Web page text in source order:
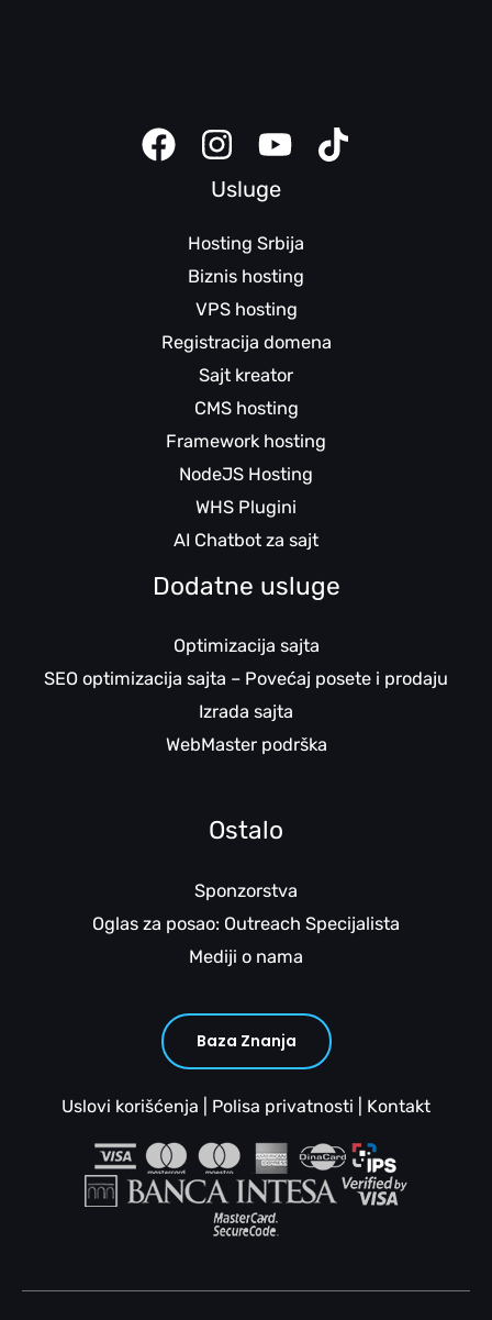
Usluge
Hosting Srbija
Biznis hosting
VPS hosting
Registracija domena
Sajt kreator
CMS hosting
Framework hosting
NodeJS Hosting
WHS Plugini
AI Chatbot za sajt
Dodatne usluge
Optimizacija sajta
SEO optimizacija sajta – Povećaj posete i prodaju
Izrada sajta
WebMaster podrška
Ostalo
Sponzorstva
Oglas za posao: Outreach Specijalista
Mediji o nama
Baza Znanja
Uslovi korišćenja Polisa privatnosti Kontakt